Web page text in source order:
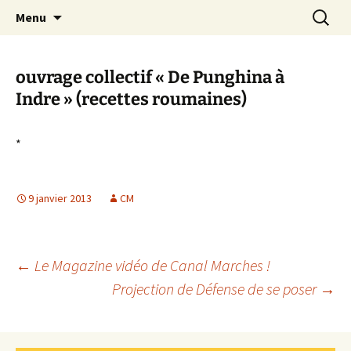
Canal Marches
Menu
ouvrage collectif « De Punghina à
Indre » (recettes roumaines)
*
9 janvier 2013 CM
Navigation
← Le Magazine vidéo de Canal Marches !
Projection de Défense de se poser →